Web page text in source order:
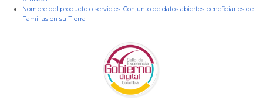
Nombre del producto o servicios: Conjunto de datos abiertos beneficiarios de
Familias en su Tierra